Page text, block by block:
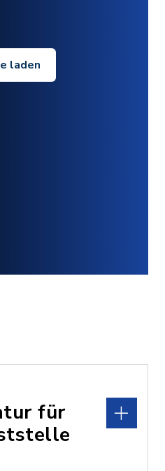
laden
für